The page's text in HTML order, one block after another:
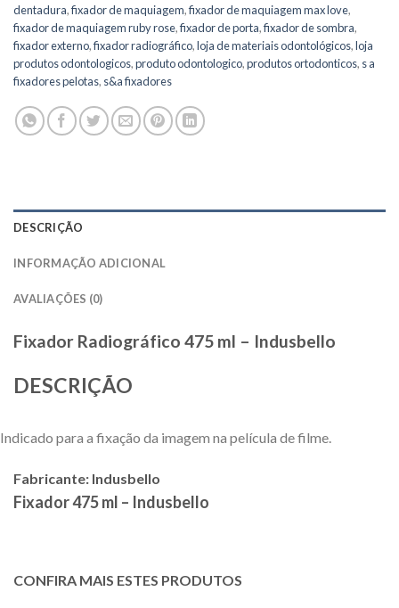
dentadura,fixador de maquiagem,fixador de maquiagem max love,
fixador de maquiagem ruby rose,fixador de porta,fixador de sombra,
fixador externo,fixador radiográfico,loja de materiais odontológicos,loja
produtos odontologicos,produto odontologico,produtos ortodonticos, s a
fixadores pelotas, s&a fixadores
DESCRIÇÃO
INFORMAÇÃO ADICIONAL
AVALIAÇÕES (0)
Fixador Radiográfico 475 ml – Indusbello
DESCRIÇÃO
Indicado para a fixação da imagem na película de filme.
Fabricante: Indusbello
Fixador 475 ml – Indusbello
CONFIRA MAIS ESTES PRODUTOS